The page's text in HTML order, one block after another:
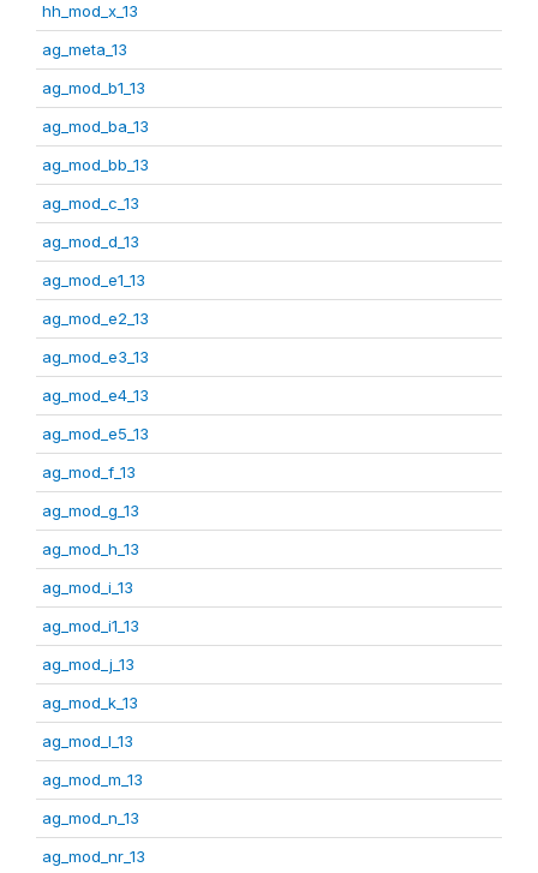
hh_mod_x_13
ag_meta_13
ag_mod_b1_13
ag_mod_ba_13
ag_mod_bb_13
ag_mod_c_13
ag_mod_d_13
ag_mod_e1_13
ag_mod_e2_13
ag_mod_e3_13
ag_mod_e4_13
ag_mod_e5_13
ag_mod_f_13
ag_mod_g_13
ag_mod_h_13
ag_mod_i_13
ag_mod_i1_13
ag_mod_j_13
ag_mod_k_13
ag_mod_l_13
ag_mod_m_13
ag_mod_n_13
ag_mod_nr_13